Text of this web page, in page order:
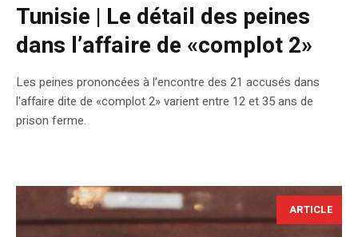
Tunisie | Le détail des peines
dans l’affaire de «complot 2»
Les peines prononcées à l’encontre des 21 accusés dans
l'affaire dite de «complot 2» varient entre 12 et 35 ans de
prison ferme.
ARTICLE